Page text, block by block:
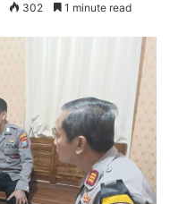
302 1 minute read